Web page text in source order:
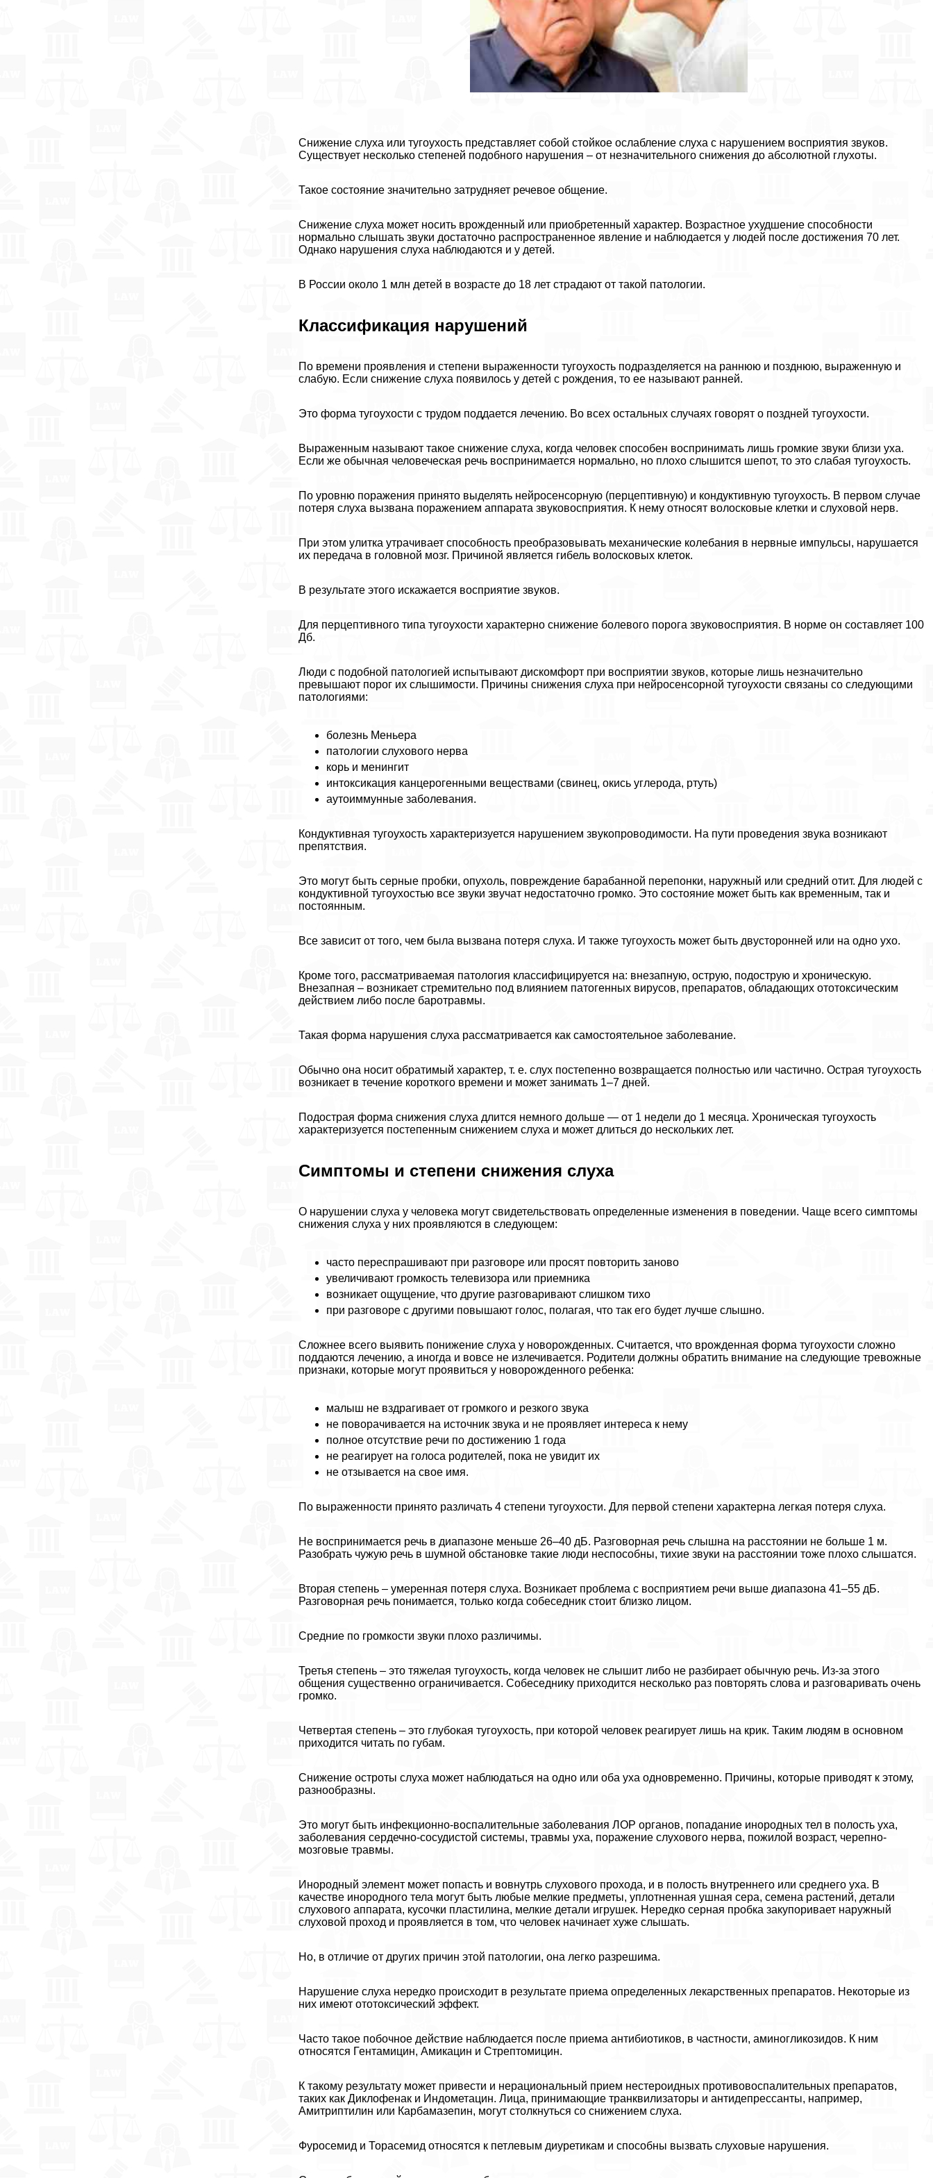
Снижение слуха или тугоухость представляет собой стойкое ослабление слуха с нарушением восприятия звуков.
Существует несколько степеней подобного нарушения – от незначительного снижения до абсолютной глухоты.
Такое состояние значительно затрудняет речевое общение.
Снижение слуха может носить врожденный или приобретенный хаpaктер. Возрастное ухудшение способности
нормально слышать звуки достаточно распространенное явление и наблюдается у людей после достижения 70 лет.
Однако нарушения слуха наблюдаются и у детей.
В России около 1 млн детей в возрасте до 18 лет страдают от такой патологии.
Классификация нарушений
По времени проявления и степени выраженности тугоухость подразделяется на раннюю и позднюю, выраженную и
слабую. Если снижение слуха появилось у детей с рождения, то ее называют ранней.
Это форма тугоухости с трудом поддается лечению. Во всех остальных случаях говорят о поздней тугоухости.
Выраженным называют такое снижение слуха, когда человек способен воспринимать лишь громкие звуки близи уха.
Если же обычная человеческая речь воспринимается нормально, но плохо слышится шепот, то это слабая тугоухость.
По уровню поражения принято выделять нейросенсорную (перцептивную) и кондуктивную тугоухость. В первом случае
потеря слуха вызвана поражением аппарата звуковосприятия. К нему относят волосковые клетки и слуховой нерв.
При этом улитка утрачивает способность преобразовывать механические колебания в нервные импульсы, нарушается
их передача в головной мозг. Причиной является гибель волосковых клеток.
В результате этого искажается восприятие звуков.
Для перцептивного типа тугоухости хаpaктерно снижение болевого порога звуковосприятия. В норме он составляет 100
Дб.
Люди с подобной патологией испытывают дискомфорт при восприятии звуков, которые лишь незначительно
превышают порог их слышимости. Причины снижения слуха при нейросенсорной тугоухости связаны со следующими
патологиями:
болезнь Меньера
патологии слухового нерва
корь и менингит
интоксикация канцерогенными веществами (свинец, окись углерода, ртуть)
аутоиммунные заболевания.
Кондуктивная тугоухость хаpaктеризуется нарушением звукопроводимости. На пути проведения звука возникают
препятствия.
Это могут быть серные пробки, опухоль, повреждение баpaбанной перепонки, наружный или средний отит. Для людей с
кондуктивной тугоухостью все звуки звучат недостаточно громко. Это состояние может быть как временным, так и
постоянным.
Все зависит от того, чем была вызвана потеря слуха. И также тугоухость может быть двусторонней или на одно ухо.
Кроме того, рассматриваемая патология классифицируется на: внезапную, острую, подострую и хроническую.
Внезапная – возникает стремительно под влиянием патогенных вирусов, препаратов, обладающих ототоксическим
действием либо после баротравмы.
Такая форма нарушения слуха рассматривается как самостоятельное заболевание.
Обычно она носит обратимый хаpaктер, т. е. слух постепенно возвращается полностью или частично. Острая тугоухость
возникает в течение короткого времени и может занимать 1–7 дней.
Подострая форма снижения слуха длится немного дольше — от 1 недели до 1 месяца. Хроническая тугоухость
хаpaктеризуется постепенным снижением слуха и может длиться до нескольких лет.
Симптомы и степени снижения слуха
О нарушении слуха у человека могут свидетельствовать определенные изменения в поведении. Чаще всего симптомы
снижения слуха у них проявляются в следующем:
часто переспрашивают при разговоре или просят повторить заново
увеличивают громкость телевизора или приемника
возникает ощущение, что другие разговаривают слишком тихо
при разговоре с другими повышают голос, полагая, что так его будет лучше слышно.
Сложнее всего выявить понижение слуха у новорожденных. Считается, что врожденная форма тугоухости сложно
поддаются лечению, а иногда и вовсе не излечивается. Родители должны обратить внимание на следующие тревожные
признаки, которые могут проявиться у новорожденного ребенка:
малыш не вздрагивает от громкого и резкого звука
не поворачивается на источник звука и не проявляет интереса к нему
полное отсутствие речи по достижению 1 года
не реагирует на голоса родителей, пока не увидит их
не отзывается на свое имя.
По выраженности принято различать 4 степени тугоухости. Для первой степени хаpaктерна легкая потеря слуха.
Не воспринимается речь в диапазоне меньше 26–40 дБ. Разговорная речь слышна на расстоянии не больше 1 м.
Разобрать чужую речь в шумной обстановке такие люди неспособны, тихие звуки на расстоянии тоже плохо слышатся.
Вторая степень – умеренная потеря слуха. Возникает проблема с восприятием речи выше диапазона 41–55 дБ.
Разговорная речь понимается, только когда собеседник стоит близко лицом.
Средние по громкости звуки плохо различимы.
Третья степень – это тяжелая тугоухость, когда человек не слышит либо не разбирает обычную речь. Из-за этого
общения существенно ограничивается. Собеседнику приходится несколько раз повторять слова и разговаривать очень
громко.
Четвертая степень – это глубокая тугоухость, при которой человек реагирует лишь на крик. Таким людям в основном
приходится читать по губам.
Снижение остроты слуха может наблюдаться на одно или оба уха одновременно. Причины, которые приводят к этому,
разнообразны.
Это могут быть инфекционно-воспалительные заболевания ЛОР органов, попадание инородных тел в полость уха,
заболевания сердечно-сосудистой системы, травмы уха, поражение слухового нерва, пожилой возраст, черепно-
мозговые травмы.
Инородный элемент может попасть и вовнутрь слухового прохода, и в полость внутреннего или среднего уха. В
качестве инородного тела могут быть любые мелкие предметы, уплотненная ушная сера, семена растений, детали
слухового аппарата, кусочки пластилина, мелкие детали игрушек. Нередко серная пробка закупоривает наружный
слуховой проход и проявляется в том, что человек начинает хуже слышать.
Но, в отличие от других причин этой патологии, она легко разрешима.
Нарушение слуха нередко происходит в результате приема определенных лекарственных препаратов. Некоторые из
них имеют ототоксический эффект.
Часто такое побочное действие наблюдается после приема антибиотиков, в частности, аминогликозидов. К ним
относятся Гентамицин, Амикацин и Стрептомицин.
К такому результату может привести и нерациональный прием нестероидных противовоспалительных препаратов,
таких как Диклофенак и Индометацин. Лица, принимающие транквилизаторы и антидепрессанты, например,
Амитриптилин или Карбамазепин, могут столкнуться со снижением слуха.
Фуросемид и Торасемид относятся к петлевым диуретикам и способны вызвать слуховые нарушения.